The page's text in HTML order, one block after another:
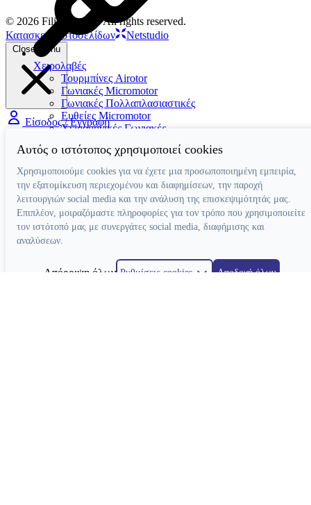
Χειρολαβές
Τουρμπίνες Airotor
Γωνιακές Micromotor
Γωνιακές Πολλαπλασιαστικές
Ευθείες Micromotor
Χειρουργικές Γωνιακές
Micromotor Ενδοδοντίας
Λίπανση
Luftmotor-Micromotor
© 2026 Filios Dental. All rights reserved.
Κατασκευή ιστοσελίδων
Netstudio
Close menu
Είσοδος / Εγγραφή
Αυτός ο ιστότοπος χρησιμοποιεί cookies
Χρησιμοποιούμε cookies για να έχετε μια προσωποποιημένη εμπειρία,
την εξατομίκευση περιεχομένου και διαφημίσεων, την παροχή
λειτουργιών social media και την ανάλυση της επισκεψιμότητάς μας.
Επιπλέον, μοιραζόμαστε πληροφορίες για τον τρόπο που χρησιμοποιείτε
τον ιστότοπό μας με συνεργάτες social media, διαφήμισης και
αναλύσεων.
Απόρριψη όλων Ρυθμίσεις cookies
Αποδοχή όλων